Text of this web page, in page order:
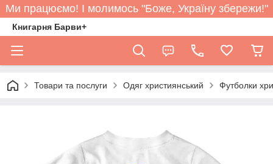
Ми працюємо! І молимось "Боже, Україну збережи!"
Книгарня Барви+
Товари та послуги Одяг християнський Футболки